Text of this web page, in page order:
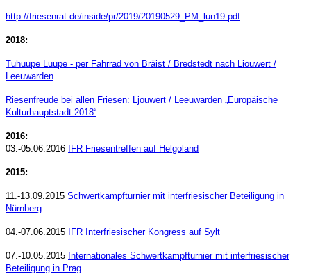
http://friesenrat.de/inside/pr/2019/20190529_PM_lun19.pdf
2018:
Tuhuupe Luupe - per Fahrrad von Bräist / Bredstedt nach Liouwert /
Leeuwarden
Riesenfreude bei allen Friesen: Ljouwert / Leeuwarden „Europäische
Kulturhauptstadt 2018“
2016:
03.-05.06.2016 IFR Friesentreffen auf Helgoland
2015:
11.-13.09.2015 Schwertkampfturnier mit interfriesischer Beteiligung in
Nürnberg
04.-07.06.2015 IFR Interfriesischer Kongress auf Sylt
07.-10.05.2015 Internationales Schwertkampfturnier mit interfriesischer
Beteiligung in Prag